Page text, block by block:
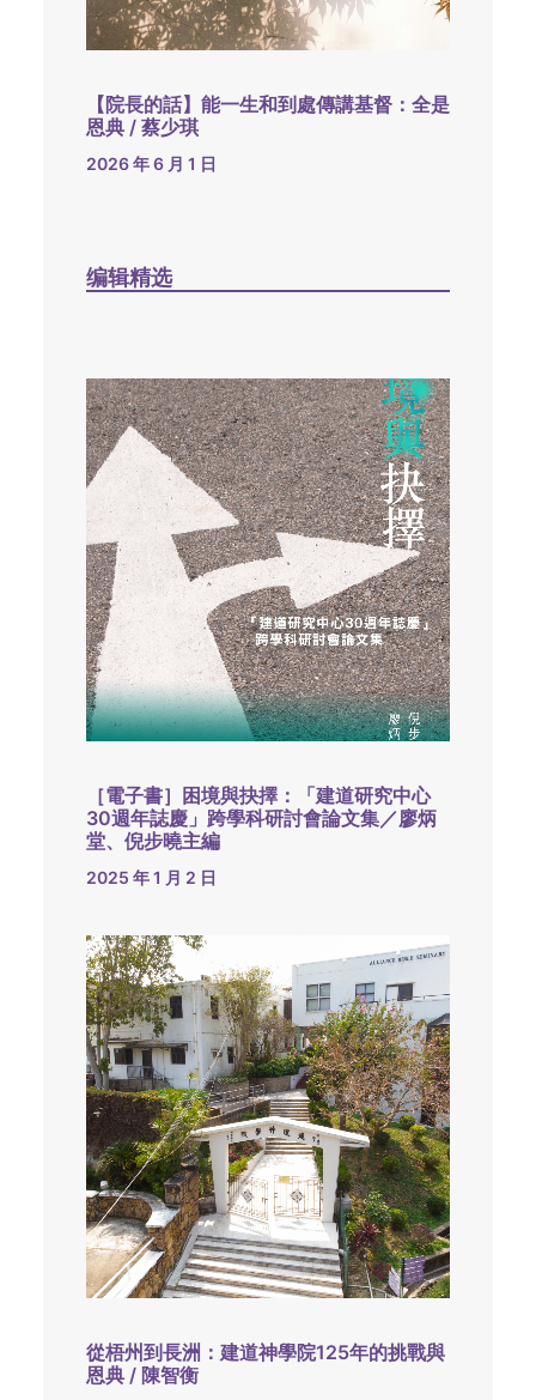
【院長的話】能一生和到處傳講基督：全是
恩典 / 蔡少琪
2026 年 6 月 1 日
编辑精选
［電子書］困境與抉擇：「建道研究中心
30週年誌慶」跨學科研討會論文集／廖炳
堂、倪步曉主編
2025 年 1 月 2 日
從梧州到長洲：建道神學院125年的挑戰與
恩典 / 陳智衡